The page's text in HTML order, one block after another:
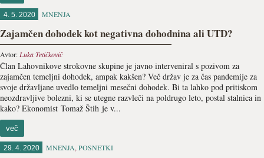
4. 5. 2020 MNENJA
Zajamčen dohodek kot negativna dohodnina ali UTD?
Avtor: Luka Tetičkovič
Član Lahovnikove strokovne skupine je javno interveniral s pozivom za
zajamčen temeljni dohodek, ampak kakšen? Več držav je za čas pandemije za
svoje državljane uvedlo temeljni mesečni dohodek. Bi ta lahko pod pritiskom
neozdravljive bolezni, ki se utegne razvleči na poldrugo leto, postal stalnica in
kako? Ekonomist Tomaž Štih je v...
več
29. 4. 2020 MNENJA, POSNETKI